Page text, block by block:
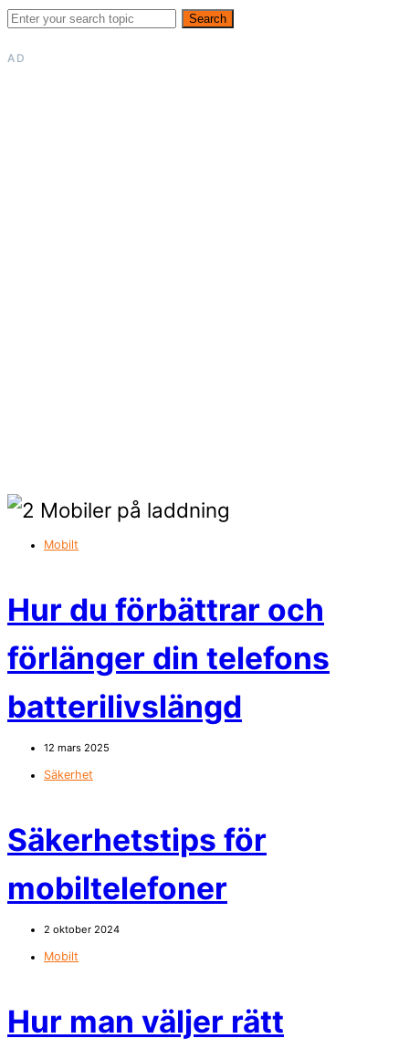
Search
AD
Mobilt
Hur du förbättrar och
förlänger din telefons
batterilivslängd
12 mars 2025
Säkerhet
Säkerhetstips för
mobiltelefoner
2 oktober 2024
Mobilt
Hur man väljer rätt